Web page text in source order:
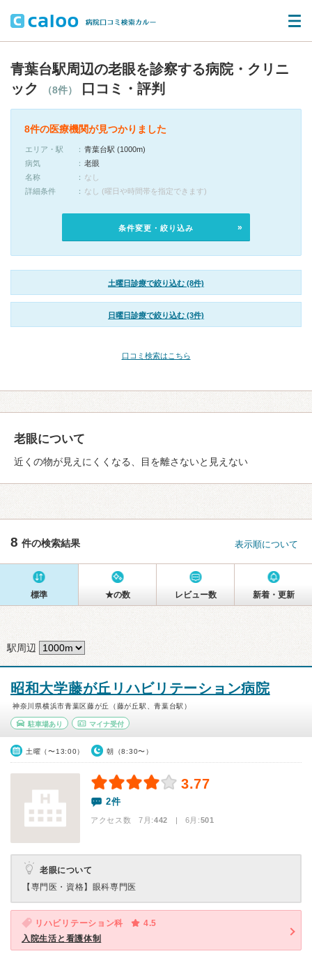
青葉台駅周辺の老眼を診察する病院・クリニ
ック
（8件） 口コミ・評判
8件の医療機関が見つかりました
エリア・駅
青葉台駅 (1000m)
病気
老眼
名称
なし
詳細条件
なし (曜日や時間帯を指定できます)
条件変更・絞り込み
土曜日診療で絞り込む (8件)
日曜日診療で絞り込む (3件)
口コミ検索はこちら
老眼について
近くの物が見えにくくなる、目を離さないと見えない
8 件の検索結果 表示順について
標準 ★の数 レビュー数 新着・更新
駅周辺
昭和大学藤が丘リハビリテーション病院
神奈川県横浜市青葉区藤が丘（藤が丘駅、青葉台駅）
駐車場あり マイナ受付
土曜（〜13:00） 朝（8:30〜）
3.77
2件
アクセス数 7月:442 | 6月:501
老眼について
【専門医・資格】 眼科専門医
リハビリテーション科
4.5
入院生活と看護体制